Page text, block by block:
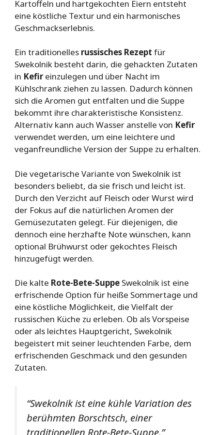
Kartoffeln und hartgekochten Eiern entsteht
eine köstliche Textur und ein harmonisches
Geschmackserlebnis.
Ein traditionelles russisches Rezept für
Swekolnik besteht darin, die gehackten Zutaten
in Kefireinzulegen und über Nacht im
Kühlschrank ziehen zu lassen. Dadurch können
sich die Aromen gut entfalten und die Suppe
bekommt ihre charakteristische Konsistenz.
Alternativ kann auch Wasser anstelle von Kefir
verwendet werden, um eine leichtere und
veganfreundliche Version der Suppe zu erhalten.
Die vegetarische Variante von Swekolnik ist
besonders beliebt, da sie frisch und leicht ist.
Durch den Verzicht auf Fleisch oder Wurst wird
der Fokus auf die natürlichen Aromen der
Gemüsezutaten gelegt. Für diejenigen, die
dennoch eine herzhafte Note wünschen, kann
optional Brühwurst oder gekochtes Fleisch
hinzugefügt werden.
Die kalte Rote-Bete-Suppe Swekolnik ist eine
erfrischende Option für heiße Sommertage und
eine köstliche Möglichkeit, die Vielfalt der
russischen Küche zu erleben. Ob als Vorspeise
oder als leichtes Hauptgericht, Swekolnik
begeistert mit seiner leuchtenden Farbe, dem
erfrischenden Geschmack und den gesunden
Zutaten.
“Swekolnik ist eine kühle Variation des
berühmten Borschtsch, einer
traditionellen Rote-Bete-Suppe.”